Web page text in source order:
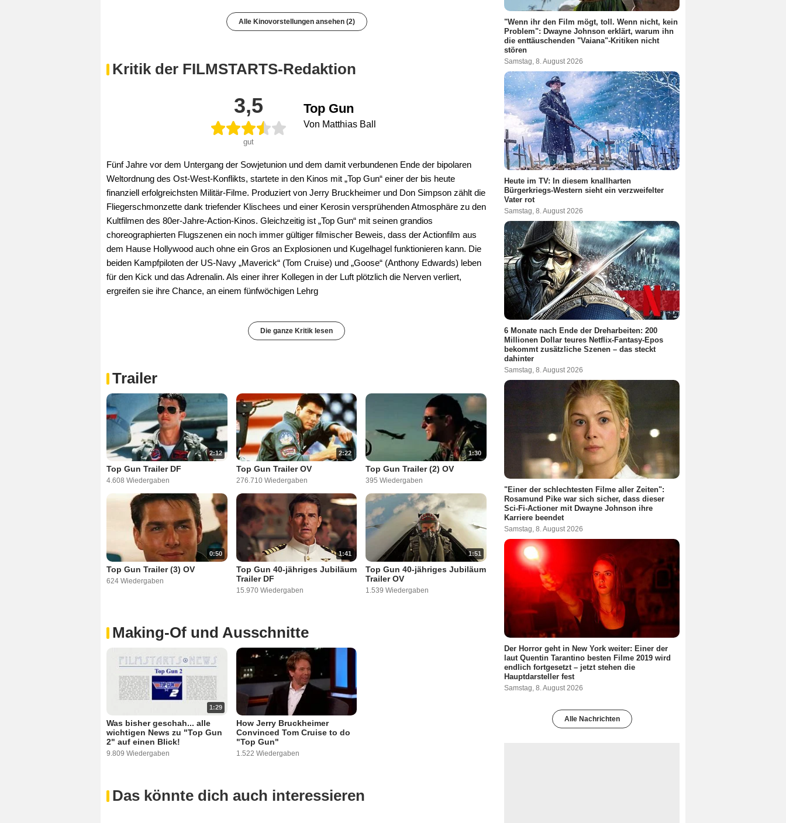
Alle Kinovorstellungen ansehen (2)
Kritik der FILMSTARTS-Redaktion
3,5
gut
Top Gun
Von Matthias Ball
Fünf Jahre vor dem Untergang der Sowjetunion und dem damit verbundenen Ende der bipolaren
Weltordnung des Ost-West-Konflikts, startete in den Kinos mit „Top Gun“ einer der bis heute
finanziell erfolgreichsten Militär-Filme. Produziert von Jerry Bruckheimer und Don Simpson zählt die
Fliegerschmonzette dank triefender Klischees und einer Kerosin versprühenden Atmosphäre zu den
Kultfilmen des 80er-Jahre-Action-Kinos. Gleichzeitig ist „Top Gun“ mit seinen grandios
choreographierten Flugszenen ein noch immer gültiger filmischer Beweis, dass der Actionfilm aus
dem Hause Hollywood auch ohne ein Gros an Explosionen und Kugelhagel funktionieren kann. Die
beiden Kampfpiloten der US-Navy „Maverick“ (Tom Cruise) und „Goose“ (Anthony Edwards) leben
für den Kick und das Adrenalin. Als einer ihrer Kollegen in der Luft plötzlich die Nerven verliert,
ergreifen sie ihre Chance, an einem fünfwöchigen Lehrg
Die ganze Kritik lesen
Trailer
2:12
Top Gun Trailer DF
4.608 Wiedergaben
2:22
Top Gun Trailer OV
276.710 Wiedergaben
1:30
Top Gun Trailer (2) OV
395 Wiedergaben
0:50
Top Gun Trailer (3) OV
624 Wiedergaben
1:41
Top Gun 40-jähriges Jubiläum
Trailer DF
15.970 Wiedergaben
1:51
Top Gun 40-jähriges Jubiläum
Trailer OV
1.539 Wiedergaben
Making-Of und Ausschnitte
1:29
Was bisher geschah... alle
wichtigen News zu "Top Gun
2" auf einen Blick!
9.809 Wiedergaben
How Jerry Bruckheimer
Convinced Tom Cruise to do
"Top Gun"
1.522 Wiedergaben
Das könnte dich auch interessieren
"Wenn ihr den Film mögt, toll. Wenn nicht, kein
Problem": Dwayne Johnson erklärt, warum ihn
die enttäuschenden "Vaiana"-Kritiken nicht
stören
Samstag, 8. August 2026
Heute im TV: In diesem knallharten
Bürgerkriegs-Western sieht ein verzweifelter
Vater rot
Samstag, 8. August 2026
6 Monate nach Ende der Dreharbeiten: 200
Millionen Dollar teures Netflix-Fantasy-Epos
bekommt zusätzliche Szenen – das steckt
dahinter
Samstag, 8. August 2026
"Einer der schlechtesten Filme aller Zeiten":
Rosamund Pike war sich sicher, dass dieser
Sci-Fi-Actioner mit Dwayne Johnson ihre
Karriere beendet
Samstag, 8. August 2026
Der Horror geht in New York weiter: Einer der
laut Quentin Tarantino besten Filme 2019 wird
endlich fortgesetzt – jetzt stehen die
Hauptdarsteller fest
Samstag, 8. August 2026
Alle Nachrichten